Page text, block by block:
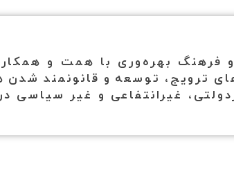
فرهنگ بهره‌وری با همت و
ترویج، توسعه و قانونمند شدن